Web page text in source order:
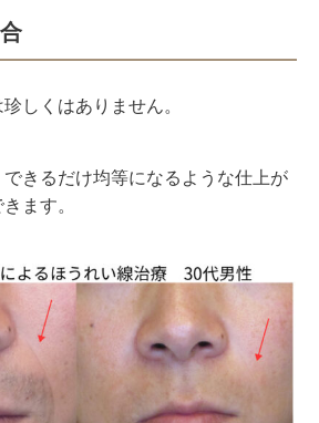
しくはありません。
きるだけ均等になるような仕上が
ます。